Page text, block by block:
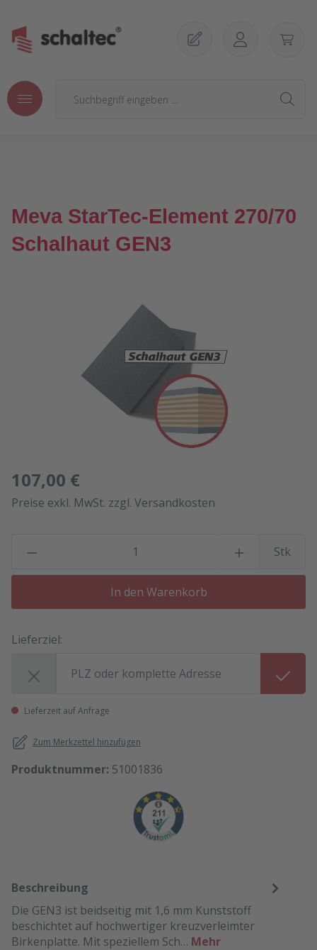
Meva StarTec-Element 270/70
Schalhaut GEN3
Bildergalerie überspringen
107,00 €
Preise exkl. MwSt. zzgl. Versandkosten
Stk
In den Warenkorb
Lieferziel:
Lieferzeit auf Anfrage
Zum Merkzettel hinzufügen
Produktnummer: 51001836
Beschreibung
Die GEN3 ist beidseitig mit 1,6 mm Kunststoff
beschichtet auf hochwertiger kreuzverleimter
Birkenplatte. Mit speziellem Sch… Mehr